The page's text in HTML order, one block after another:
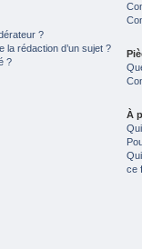
?
la rédaction d’un sujet ?
?
À
ce